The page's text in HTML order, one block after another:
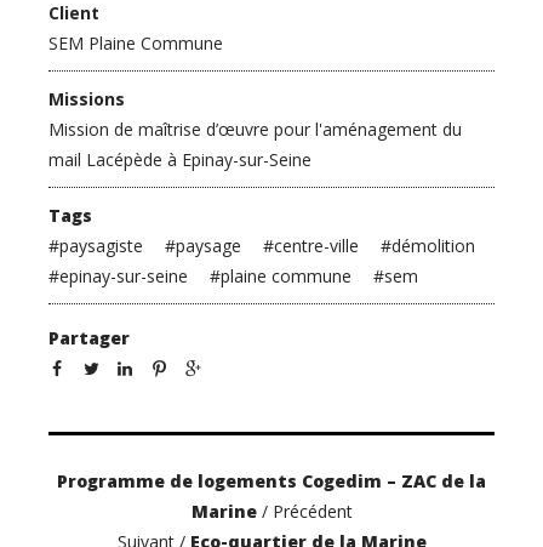
Client
SEM Plaine Commune
Missions
Mission de maîtrise d’œuvre pour l'aménagement du
mail Lacépède à Epinay-sur-Seine
Tags
#paysagiste #paysage #centre-ville #démolition
#epinay-sur-seine #plaine commune #sem
Partager
Programme de logements Cogedim – ZAC de la
Marine/ Précédent
Suivant / Eco-quartier de la Marine